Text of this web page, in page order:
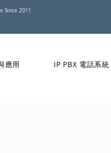
Since 2011
應用 IP PBX 電話系統